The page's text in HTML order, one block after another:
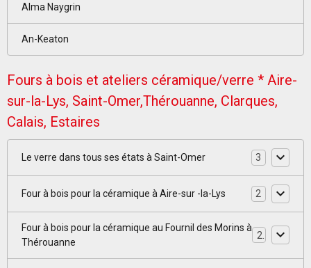
Alma Naygrin
An-Keaton
Fours à bois et ateliers céramique/verre * Aire-
sur-la-Lys, Saint-Omer,Thérouanne, Clarques,
Calais, Estaires
Le verre dans tous ses états à Saint-Omer 3
Four à bois pour la céramique à Aire-sur -la-Lys 2
Four à bois pour la céramique au Fournil des Morins à
Thérouanne